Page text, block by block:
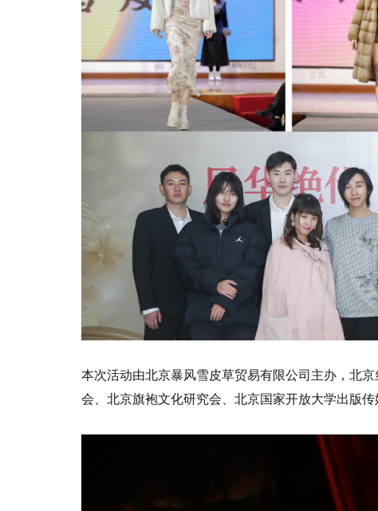
本次活动由北京暴风雪皮草贸易有限公司主办，北
会、北京旗袍文化研究会、北京国家开放大学出版